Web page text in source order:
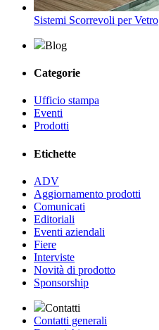
Sistemi Scorrevoli per Vetro
Blog
Categorie
Ufficio stampa
Eventi
Prodotti
Etichette
ADV
Aggiornamento prodotti
Comunicati
Editoriali
Eventi aziendali
Fiere
Interviste
Novità di prodotto
Sponsorship
Contatti
Contatti generali